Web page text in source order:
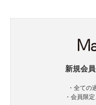
新規会
・全ての
・会員限